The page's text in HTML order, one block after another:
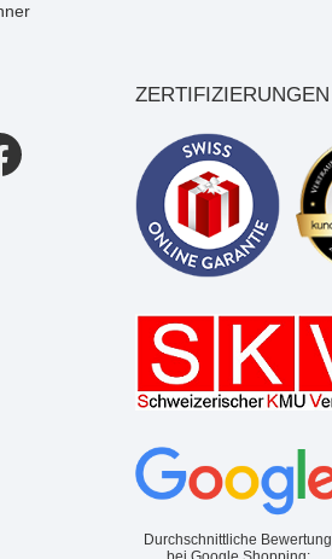
ZERTIFIZIERUNGEN
Durchschnittliche Bewertung